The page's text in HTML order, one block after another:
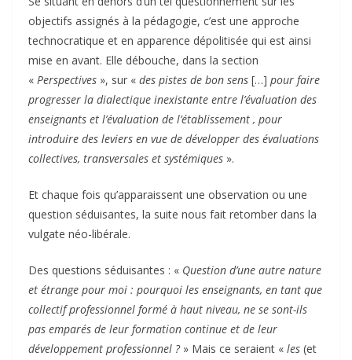
objectifs assignés à la pédagogie, c’est une approche
technocratique et en apparence dépolitisée qui est ainsi
mise en avant. Elle débouche, dans la section
« Perspectives », sur « des pistes de bon sens […] pour faire
progresser la dialectique inexistante entre l’évaluation des
enseignants et l’évaluation de l’établissement , pour
introduire des leviers en vue de développer des évaluations
collectives, transversales et systémiques ».
Et chaque fois qu’apparaissent une observation ou une
question séduisantes, la suite nous fait retomber dans la
vulgate néo-libérale.
Des questions séduisantes : « Question d’une autre nature
et étrange pour moi : pourquoi les enseignants, en tant que
collectif professionnel formé à haut niveau, ne se sont-ils
pas emparés de leur formation continue et de leur
développement professionnel ?» Mais ce seraient « les (et